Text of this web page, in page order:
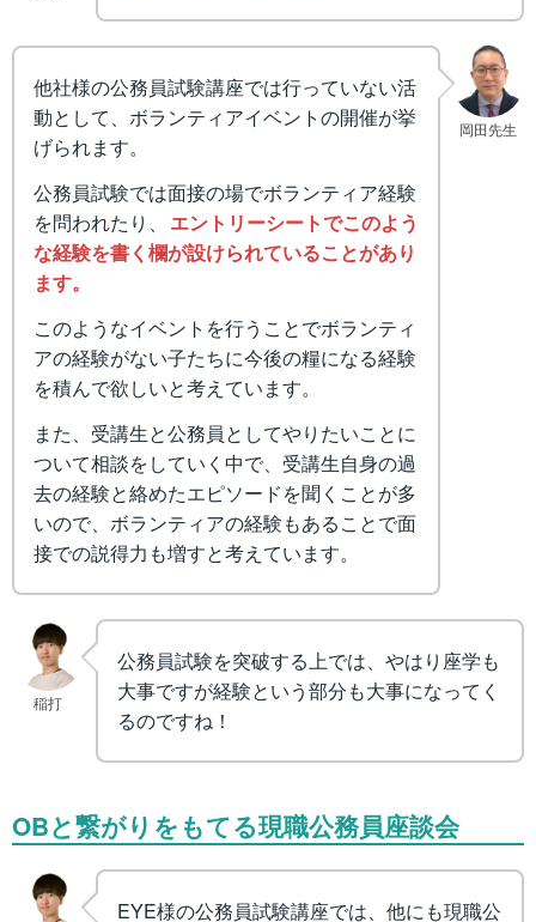
岡田先生
他社様の公務員試験講座では行っていない活
動として、ボランティアイベントの開催が挙
げられます。
公務員試験では面接の場でボランティア経験
を問われたり、
エントリーシートでこのよう
な経験を書く欄が設けられていることがあり
ます。
このようなイベントを行うことでボランティ
アの経験がない子たちに今後の糧になる経験
を積んで欲しいと考えています。
また、受講生と公務員としてやりたいことに
ついて相談をしていく中で、受講生自身の過
去の経験と絡めたエピソードを聞くことが多
いので、ボランティアの経験もあることで面
接での説得力も増すと考えています。
稲打
公務員試験を突破する上では、やはり座学も
大事ですが経験という部分も大事になってく
るのですね！
OBと繋がりをもてる現職公務員座談会
EYE様の公務員試験講座では、他にも現職公